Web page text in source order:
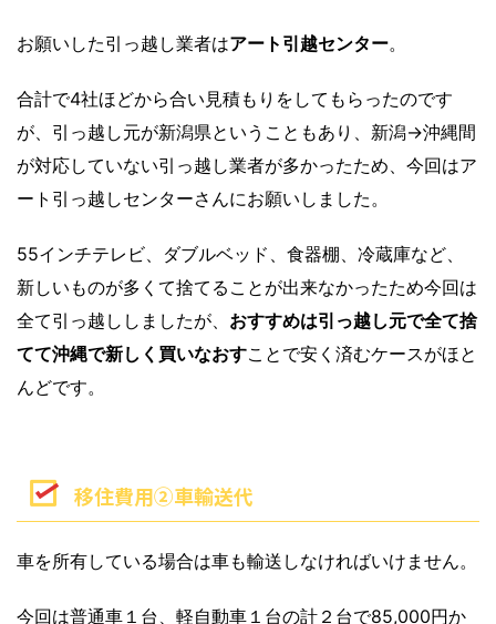
お願いした引っ越し業者はアート引越センター。
合計で4社ほどから合い見積もりをしてもらったのです
が、引っ越し元が新潟県ということもあり、新潟→沖縄間
が対応していない引っ越し業者が多かったため、今回はア
ート引っ越しセンターさんにお願いしました。
55インチテレビ、ダブルベッド、食器棚、冷蔵庫など、
新しいものが多くて捨てることが出来なかったため今回は
全て引っ越ししましたが、 おすすめは引っ越し元で全て捨
てて沖縄で新しく買いなおすことで安く済むケースがほと
んどです。
移住費用②車輸送代
車を所有している場合は車も輸送しなければいけません。
今回は普通車１台、軽自動車１台の計２台で85,000円か